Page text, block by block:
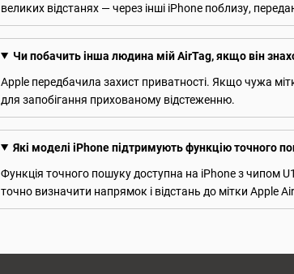
великих відстанях — через інші iPhone поблизу,
Чи побачить інша людина мій AirTag, якщо він
Apple передбачила захист приватності. Якщо чужа
для запобігання прихованому відстеженню.
Які моделі iPhone підтримують функцію точного
Функція точного пошуку доступна на iPhone з чипом
точно визначити напрямок і відстань до мітки Apple